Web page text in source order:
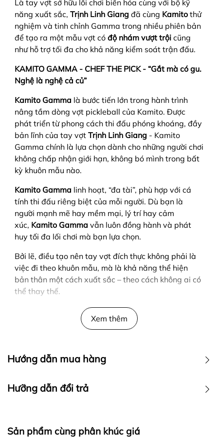
Là tay vợt sở hữu lối chơi biến hóa cùng với bộ kỹ
năng xuất sắc, Trịnh Linh Giang đã cùng Kamito thử
nghiệm và tinh chỉnh Gamma trong nhiều phiên bản
để tạo ra một mẫu vợt có độ nhám vượt trội cũng
như hỗ trợ tối đa cho khả năng kiểm soát trận đấu.
KAMITO GAMMA - CHEF THE PICK - “Gắt mà có gu.
Nghệ là nghệ cả củ”
Kamito Gamma là bước tiến lớn trong hành trình
nâng tầm dòng vợt pickleball của Kamito. Được
phát triển từ phong cách thi đấu phóng khoáng, đầy
bản lĩnh của tay vợt Trịnh Linh Giang - Kamito
Gamma chính là lựa chọn dành cho những người chơi
không chấp nhận giới hạn, không bó mình trong bất
kỳ khuôn mẫu nào.
Kamito Gamma linh hoạt, “đa tài”, phù hợp với cá
tính thi đấu riêng biệt của mỗi người. Dù bạn là
người mạnh mẽ hay mềm mại, lý trí hay cảm
xúc, Kamito Gamma vẫn luôn đồng hành và phát
huy tối đa lối chơi mà bạn lựa chọn.
Bởi lẽ, điều tạo nên tay vợt đích thực không phải là
việc đi theo khuôn mẫu, mà là khả năng thể hiện
bản thân một cách xuất sắc – theo cách không ai có
thể thay thế.
1. THÔNG SỐ KỸ THUẬT VỢT GAMMA
Carbon Toray
- Chiều dài vợt: 419 mm
- Chiều dài cán vợt: 136 mm
Xem thêm
Hướng dẫn mua hàng
HƯỚNG DẪN MUA HÀNG
Để mua hàng theo cách bình thường anh em làm theo
Hưỡng dẫn đổi trả
Sản phẩm cùng phân khúc giá